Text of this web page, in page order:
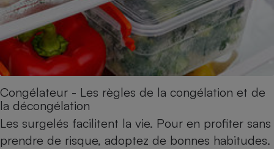
Congélateur - Les règles de la congélation et de
la décongélation
Les surgelés facilitent la vie. Pour en profiter sans
prendre de risque, adoptez de bonnes habitudes.